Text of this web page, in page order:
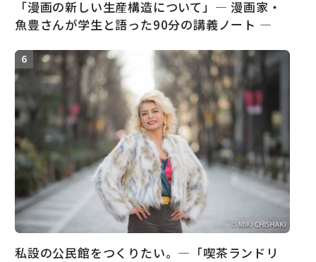
「漫画の新しい生産構造について」― 漫画家・
魚豊さんが学生と語った90分の講義ノート ―
私設の公民館をつくりたい。―「喫茶ランドリ